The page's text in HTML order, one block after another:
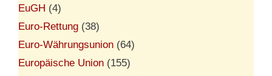
EuGH (4)
Euro-Rettung (38)
Euro-Währungsunion (64)
Europäische Union (155)